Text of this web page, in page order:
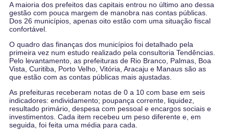
A maioria dos prefeitos das capitais entrou no último ano dessa
gestão com pouca margem de manobra nas contas públicas.
Dos 26 municípios, apenas oito estão com uma situação fiscal
confortável.
O quadro das finanças dos municípios foi detalhado pela
primeira vez num estudo realizado pela consultoria Tendências.
Pelo levantamento, as prefeituras de Rio Branco, Palmas, Boa
Vista, Curitiba, Porto Velho, Vitória, Aracaju e Manaus são as
que estão com as contas públicas mais ajustadas.
As prefeituras receberam notas de 0 a 10 com base em seis
indicadores: endividamento; poupança corrente, liquidez,
resultado primário, despesa com pessoal e encargos sociais e
investimentos. Cada item recebeu um peso diferente e, em
seguida, foi feita uma média para cada.